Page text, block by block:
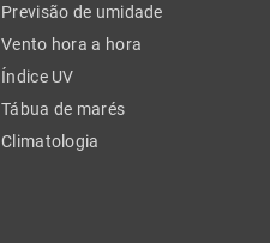
Previsão de umidade
Vento hora a hora
Índice UV
Tábua de marés
Climatologia